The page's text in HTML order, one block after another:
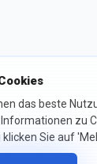
das beste
zu
Sie auf
Alle Rechte